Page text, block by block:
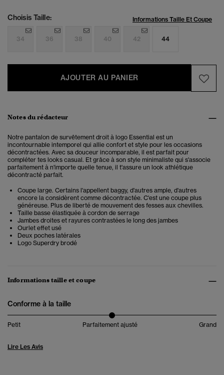
Choisis Taille: Informations Taille Et Coupe
34 36 38 40 42 44
AJOUTER AU PANIER
Notes du rédacteur
Notre pantalon de survêtement droit à logo Essential est un
incontournable intemporel qui allie confort et style pour les occasions
décontractées. Avec sa douceur incomparable, il est parfait pour
compléter tes looks casual. Et grâce à son style minimaliste qui s'associe
parfaitement à n'importe quelle tenue, il t'assure un look athlétique
décontracté parfait.
Coupe large. Certains l'appellent baggy, d'autres ample, d'autres
encore la considèrent comme décontractée. C'est une coupe plus
généreuse. Plus de liberté de mouvement des fesses aux chevilles.
Taille basse élastiquée à cordon de serrage
Jambes droites et rayures contrastées le long des jambes
Ourlet effet usé
Deux poches latérales
Logo Superdry brodé
Informations taille et coupe
Conforme à la taille
Petit Parfaitement ajusté Grand
Lire Les Avis